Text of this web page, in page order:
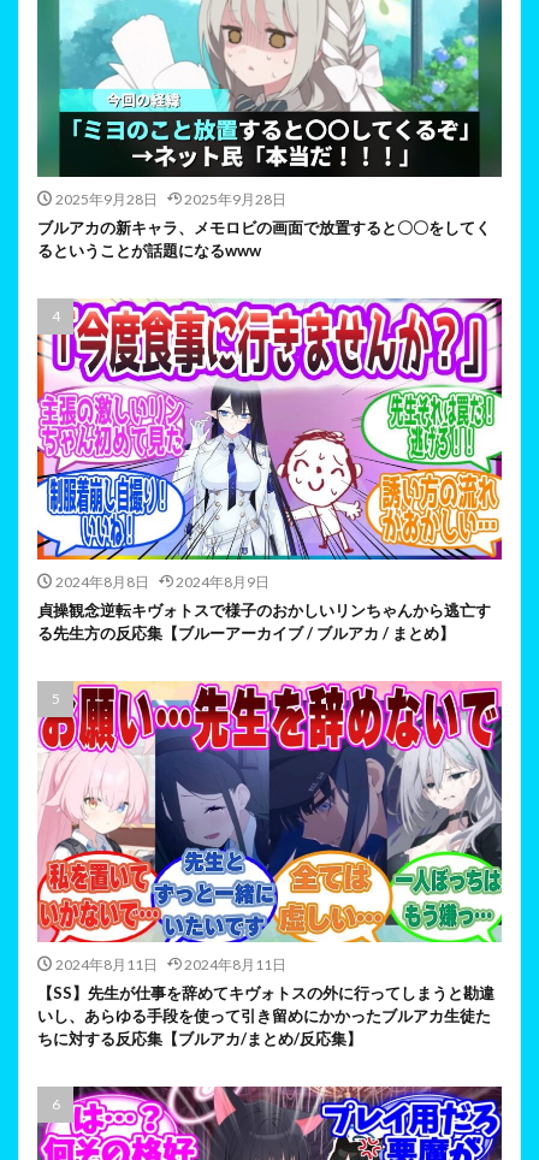
2025年9月28日 2025年9月28日
ブルアカの新キャラ、メモロビの画面で放置すると〇〇をしてく
るということが話題になるwww
2024年8月8日 2024年8月9日
貞操観念逆転キヴォトスで様子のおかしいリンちゃんから逃亡す
る先生方の反応集【ブルーアーカイブ / ブルアカ / まとめ】
2024年8月11日 2024年8月11日
【SS】先生が仕事を辞めてキヴォトスの外に行ってしまうと勘違
いし、あらゆる手段を使って引き留めにかかったブルアカ生徒た
ちに対する反応集【ブルアカ/まとめ/反応集】